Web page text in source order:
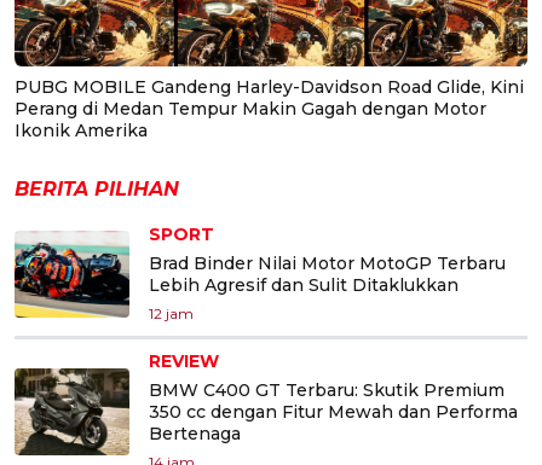
PUBG MOBILE Gandeng Harley-Davidson Road Glide, Kini
Perang di Medan Tempur Makin Gagah dengan Motor
Ikonik Amerika
BERITA PILIHAN
SPORT
Brad Binder Nilai Motor MotoGP Terbaru
Lebih Agresif dan Sulit Ditaklukkan
12 jam
REVIEW
BMW C400 GT Terbaru: Skutik Premium
350 cc dengan Fitur Mewah dan Performa
Bertenaga